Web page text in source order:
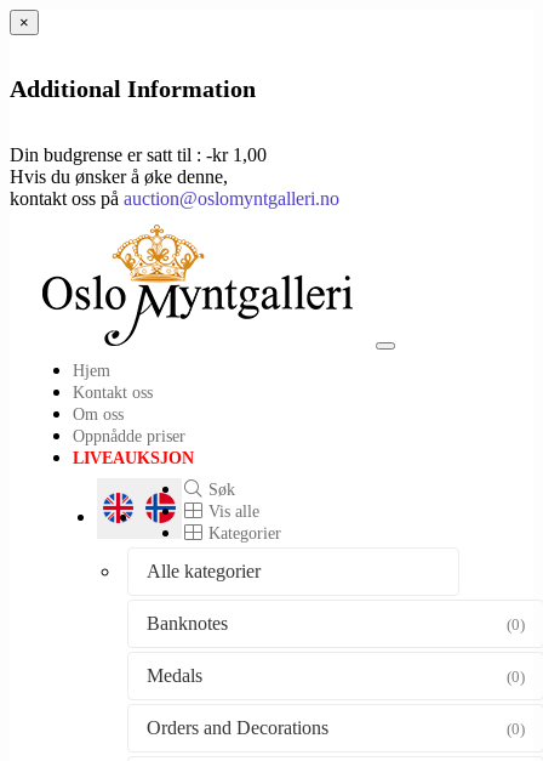
×
Additional Information
Din budgrense er satt til : -kr 1,00
Hvis du ønsker å øke denne,
kontakt oss på auction@oslomyntgalleri.no
Toggle
Hjem
Kontakt oss
Om oss
Oppnådde priser
LIVEAUKSJON
Søk
Vis alle
Kategorier
Alle kategorier
Banknotes (0)
Medals (0)
Orders and Decorations (0)